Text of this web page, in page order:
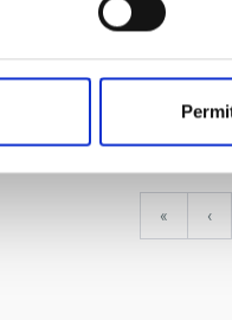
profesores
Primera
« ‹